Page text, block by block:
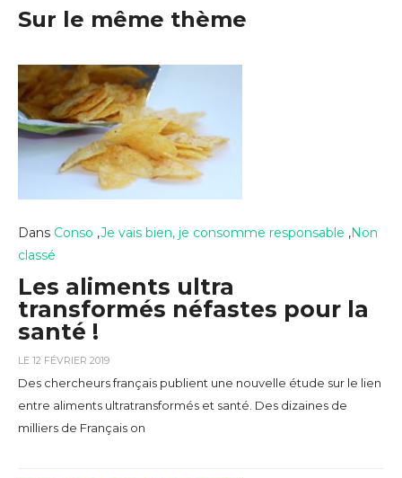
Sur le même thème
Dans Conso ,Je vais bien, je consomme responsable ,Non
classé
Les aliments ultra
transformés néfastes pour la
santé !
LE 12 FÉVRIER 2019
Des chercheurs français publient une nouvelle étude sur le lien
entre aliments ultratransformés et santé. Des dizaines de
milliers de Français on